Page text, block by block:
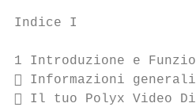
Indice I
1 Introduzione e
 Informazioni
 Il tuo Polyx Video